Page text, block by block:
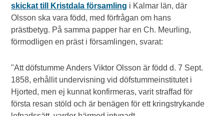
skickat till Kristdala församling i Kalmar län, där
Olsson ska vara född, med förfrågan om hans
prästbetyg. På samma papper har en Ch. Meurling,
förmodligen en präst i församlingen, svarat:
"Att döfstumme Anders Viktor Olsson är född d. 7 Sept.
1858, erhållit undervisning vid döfstummeinstitutet i
Hjorted, men ej kunnat konfirmeras, varit straffad för
första resan stöld och är benägen för ett kringstrykande